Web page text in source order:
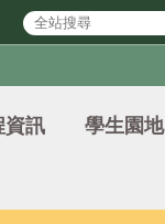
資訊 學生園地